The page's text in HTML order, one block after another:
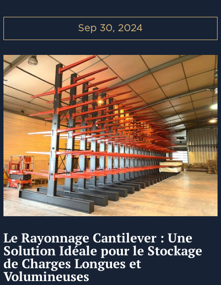
Sep 30, 2024
Le Rayonnage Cantilever : Une
Solution Idéale pour le Stockage
de Charges Longues et
Volumineuses